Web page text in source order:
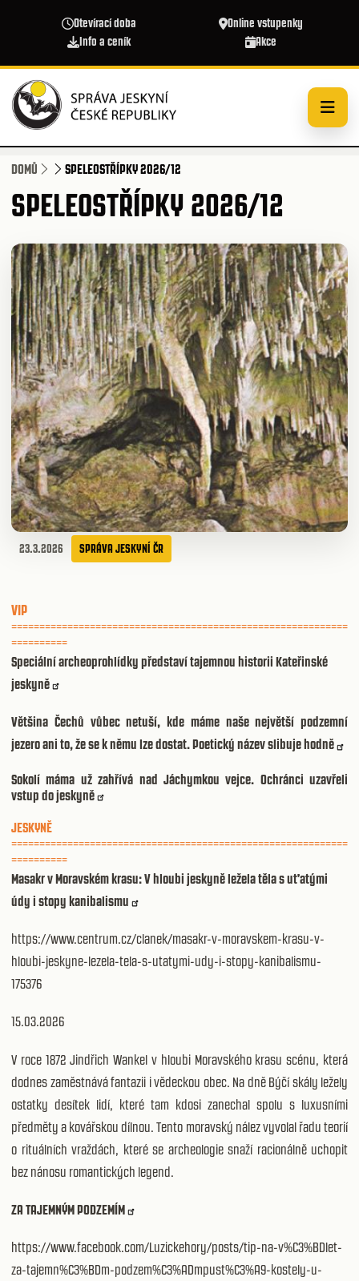
Otevírací doba
Online vstupenky
Info a ceník
Akce
DOMŮ SPELEOSTŘÍPKY 2026/12
SPELEOSTŘÍPKY 2026/12
23.3.2026 SPRÁVA JESKYNÍ ČR
VIP
============================================================
==========
Speciální archeoprohlídky představí tajemnou historii Kateřinské
jeskyně
Většina Čechů vůbec netuší, kde máme naše největší podzemní
jezero ani to, že se k němu lze dostat. Poetický název slibuje hodně
Sokolí máma už zahřívá nad Jáchymkou vejce. Ochránci uzavřeli
vstup do jeskyně
JESKYNĚ
============================================================
==========
Masakr v Moravském krasu: V hloubi jeskyně ležela těla s uťatými
údy i stopy kanibalismu
https://www.centrum.cz/clanek/masakr-v-moravskem-krasu-v-
hloubi-jeskyne-lezela-tela-s-utatymi-udy-i-stopy-kanibalismu-
175376
15.03.2026
V roce 1872 Jindřich Wankel v hloubi Moravského krasu scénu, která
dodnes zaměstnává fantazii i vědeckou obec. Na dně Býčí skály ležely
ostatky desítek lidí, které tam kdosi zanechal spolu s luxusními
předměty a kovářskou dílnou. Tento moravský nález vyvolal řadu teorií
o rituálních vraždách, které se archeologie snaží racionálně uchopit
bez nánosu romantických legend.
ZA TAJEMNÝM PODZEMÍM
https://www.facebook.com/Luzickehory/posts/tip-na-v%C3%BDlet-
za-tajemn%C3%BDm-podzem%C3%ADmpust%C3%A9-kostely-u-